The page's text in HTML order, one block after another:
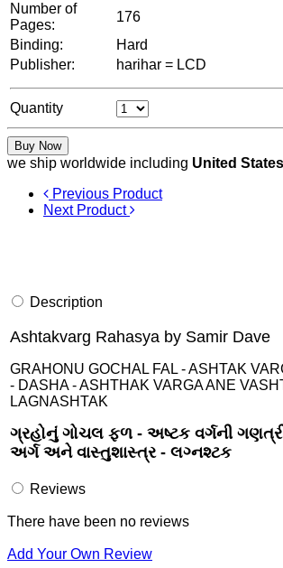
Number of
Pages:
176
Binding:
Hard
Publisher:
harihar = LCD
Quantity
Buy Now
we ship worldwide including United States
Previous Product
Next Product
Description
Ashtakvarg Rahasya by Samir Dave
GRAHONU GOCHAL FAL - ASHTAK
- DASHA - ASHTHAK VARGA ANE
LAGNASHTAK
ગ્રહોનું ગોચલ ફળ - અષ્ટક વર્ગની
અર્ગ અને વાસ્તુશાસ્ત્ર - લગ્નશ્ટક
Reviews
There have been no reviews
Add Your Own Review